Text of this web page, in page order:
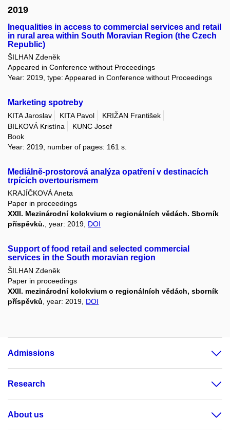
2019
Inequalities in access to commercial services and retail
in rural area within South Moravian Region (the Czech
Republic)
ŠILHAN Zdeněk
Appeared in Conference without Proceedings
Year: 2019, type: Appeared in Conference without Proceedings
Marketing spotreby
KITA Jaroslav KITA Pavol
KRIŽAN František
BILKOVÁ Kristína
KUNC Josef
Book
Year: 2019, number of pages: 161 s.
Mediálně-prostorová analýza opatření v destinacích
trpících overtourismem
KRAJÍČKOVÁ Aneta
Paper in proceedings
XXII. Mezinárodní kolokvium o regionálních vědách. Sborník
příspěvků., year: 2019, DOI
Support of food retail and selected commercial
services in the South moravian region
ŠILHAN Zdeněk
Paper in proceedings
XXII. mezinárodní kolokvium o regionálních vědách, sborník
příspěvků , year: 2019, DOI
Admissions
Research
About us